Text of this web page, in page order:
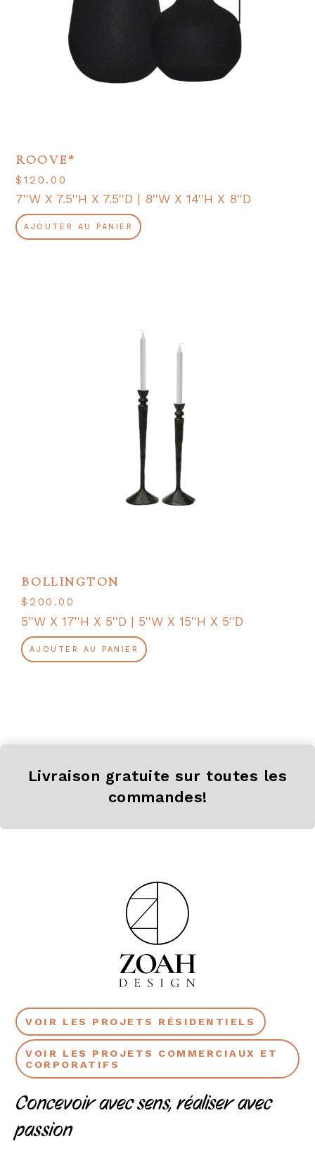
ROOVE*
$ 120.00
7''W X 7.5''H X 7.5''D | 8''W X 14''H X 8''D
AJOUTER AU PANIER
BOLLINGTON
$200.00
5''W X 17''H X 5''D | 5''W X 15''H X 5''D
AJOUTER AU PANIER
Livraison gratuite sur toutes les
commandes!
VOIR LES PROJETS RÉSIDENTIELS
VOIR LES PROJETS COMMERCIAUX ET
CORPORATIFS
Concevoir avec sens, réaliser avec
passion